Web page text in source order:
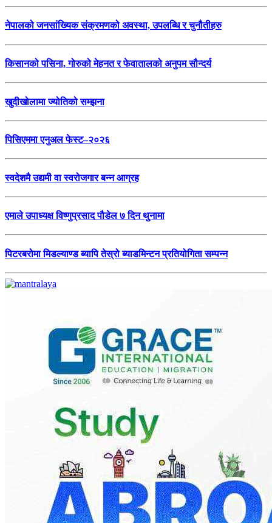
नेपालको जनसांख्यिक संक्रमणको अवस्था, उपलब्धि र चुनौतीहरु
किसानको पसिना, गोरुको मेहनत र फेवातालको अनुपम सौन्दर्य
खुदीखोलामा ज्योतिको सम्झना
पिसिएममा एनुअल फेस्ट–२०२६
स्वदेशमै उद्यमी वा स्वरोजगार बन्न आग्रह
एमाले उपाध्यक्ष विष्णुप्रसाद पौडेल ७ दिन थुनामा
पिटरबरोमा मिडल्याण्ड ब्यापि तेस्रो ब्याडमिन्टन प्रतियोगिता सम्पन्न